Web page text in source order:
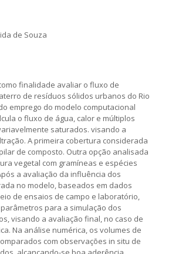
de Souza
finalidade avaliar o fluxo de
de resíduos sólidos urbanos do Rio
emprego do modelo computacional
o fluxo de água, calor e múltiplos
saturados. visando a
A primeira cobertura considerada
de composto. Outra opção analisada
vegetal com gramíneas e espécies
a avaliação da influência dos
no modelo, baseados em dados
de ensaios de campo e laboratório,
para a simulação dos
visando a avaliação final, no caso de
Na análise numérica, os volumes de
com observações in situ de